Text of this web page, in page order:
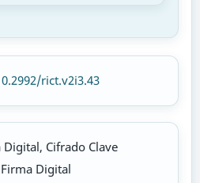
rict.v2i3.43
Digital, Cifrado Clave
Digital